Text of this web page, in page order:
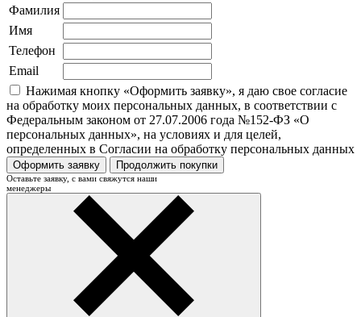
Фамилия
Имя
Телефон
Email
Нажимая кнопку «Оформить заявку», я даю свое согласие
на обработку моих персональных данных, в соответствии с
Федеральным законом от 27.07.2006 года №152-ФЗ «О
персональных данных», на условиях и для целей,
определенных в Согласии на обработку персональных данных
Оформить заявку Продолжить покупки
Оставьте заявку, с вами свяжутся наши
менеджеры